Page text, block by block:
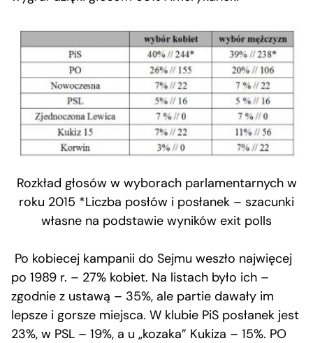
Rozkład głosów w wyborach parlamentarnych w
roku 2015 *Liczba posłów i posłanek – szacunki
własne na podstawie wyników exit polls
Po kobiecej kampanii do Sejmu weszło najwięcej
po 1989 r. – 27% kobiet. Na listach było ich –
zgodnie z ustawą – 35%, ale partie dawały im
lepsze i gorsze miejsca. W klubie PiS posłanek jest
23%, w PSL – 19%, a u „kozaka” Kukiza – 15%. PO